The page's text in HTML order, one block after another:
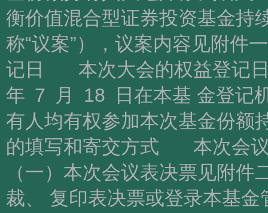
衡价值混合型证券投资基金持
称“议案”），议案内容见附件
记日 本次大会的权益登记
年 7 月 18 日在本基 金登记
有人均有权参加本次基金份额
的填写和寄交方式 本次会
（一）本次会议表决票见附
裁、 复印表决票或登录本基金